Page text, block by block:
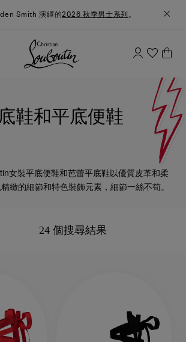
Smith 演繹的2026 秋季男士系列 。
鞋和平底便鞋
女裝平底便鞋和芭蕾平底鞋以優質皮革和柔
緻的細節和特色裝飾元素，細節一絲不苟。
24 個搜尋結果